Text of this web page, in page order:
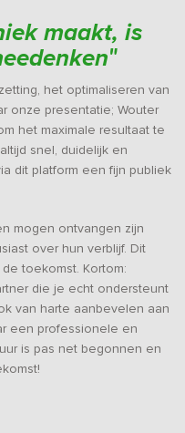
maakt, is
"
het optimaliseren van
onze presentatie; Wouter
het maximale resultaat te
snel, duidelijk en
dit platform een fijn publiek
mogen ontvangen zijn
over hun verblijf. Dit
toekomst. Kortom:
die je echt ondersteunt
van harte aanbevelen aan
een professionele en
is pas net begonnen en